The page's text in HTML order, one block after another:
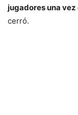
jugadores una vez
cerró.